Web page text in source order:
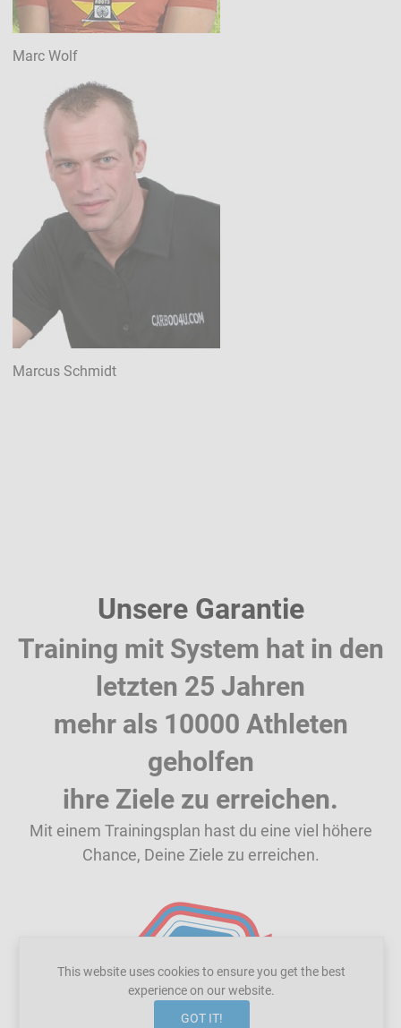
Marc Wolf
Marcus Schmidt
Unsere Garantie
Training mit System hat in den
letzten 25 Jahren
mehr als 10000 Athleten
geholfen
ihre Ziele zu erreichen.
Mit einem Trainingsplan hast du eine viel höhere
Chance, Deine Ziele zu erreichen.
This website uses cookies to ensure you get the best
experience on our website.
GOT IT!